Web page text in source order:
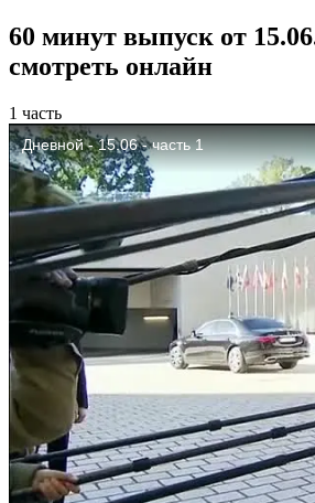
60 минут выпуск от
смотреть онлайн
1 часть